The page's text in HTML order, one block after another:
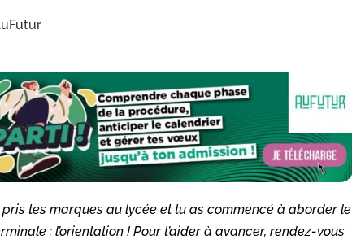
tes marques au lycée et tu as commencé à aborder le
: l’orientation ! Pour t’aider à avancer, rendez-vous